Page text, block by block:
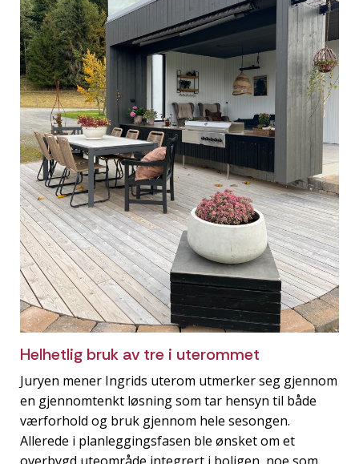
Helhetlig bruk av tre i uterommet
Juryen mener Ingrids uterom utmerker seg gjennom
en gjennomtenkt løsning som tar hensyn til både
værforhold og bruk gjennom hele sesongen.
Allerede i planleggingsfasen ble ønsket om et